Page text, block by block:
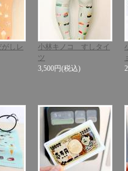
しレ
小林キノコ すしタイ
ツ
3,500円(税込)